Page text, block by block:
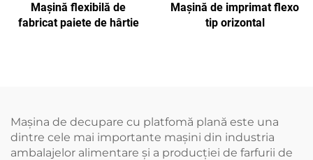
Mașină flexibilă de
fabricat paiete de hârtie
Mașină de imprimat flexo
tip orizontal
Mașina de decupare cu platfomă plană este una
dintre cele mai importante mașini din industria
ambalajelor alimentare și a producției de farfurii de